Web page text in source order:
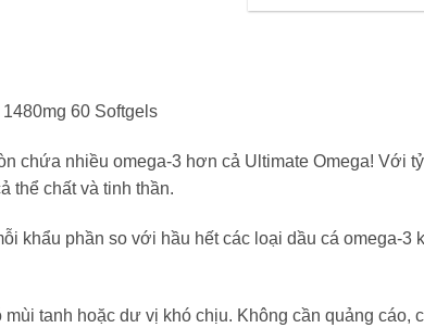
60 Softgels
chứa nhiều omega-3 hơn cả Ultimate Omega! Với
thể chất và tinh thần.
khẩu phần so với hầu hết các loại dầu cá omega-
tanh hoặc dư vị khó chịu. Không cần quảng